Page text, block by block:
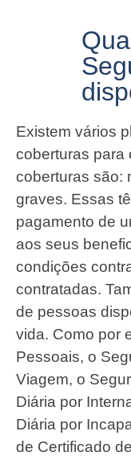
Existem vários
coberturas para
coberturas são:
graves. Essas
pagamento de
aos seus
condições
contratadas.
de pessoas
vida. Como por
Pessoais, o
Viagem, o
Diária por
Diária por
de Certificado